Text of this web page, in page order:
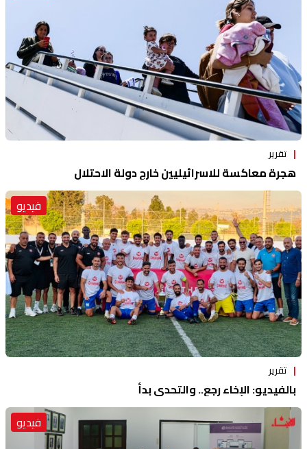
تقرير
هجرة معاكسة للاسرائيليين خارج دولة الاحتلال
فيديو
تقرير
بالفيديو: الإخاء رجع.. والتحدي بدأ
فيديو